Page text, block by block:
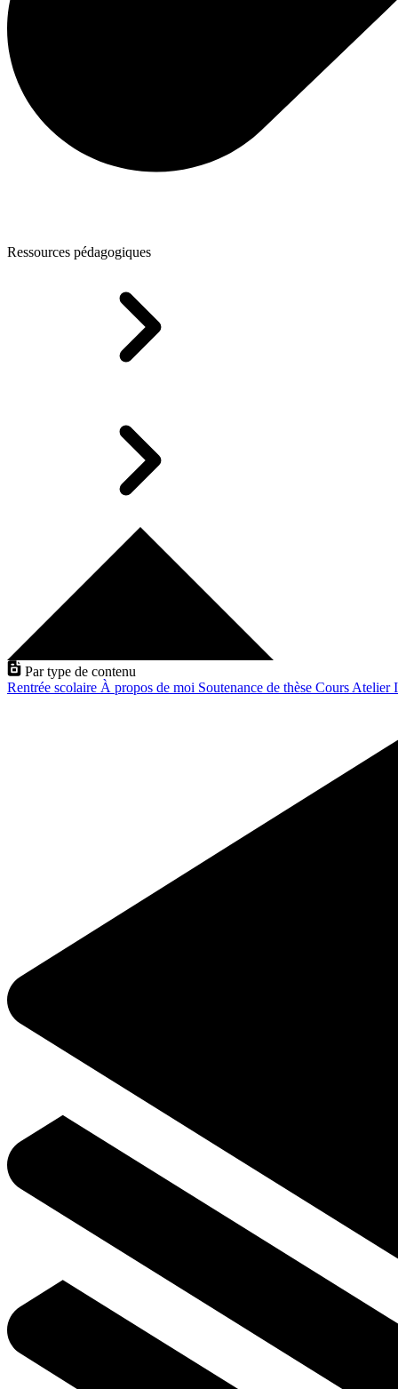
Ressources pédagogiques
Par type de contenu
Rentrée scolaire À propos de moi Soutenance de thèse Cours Atelier